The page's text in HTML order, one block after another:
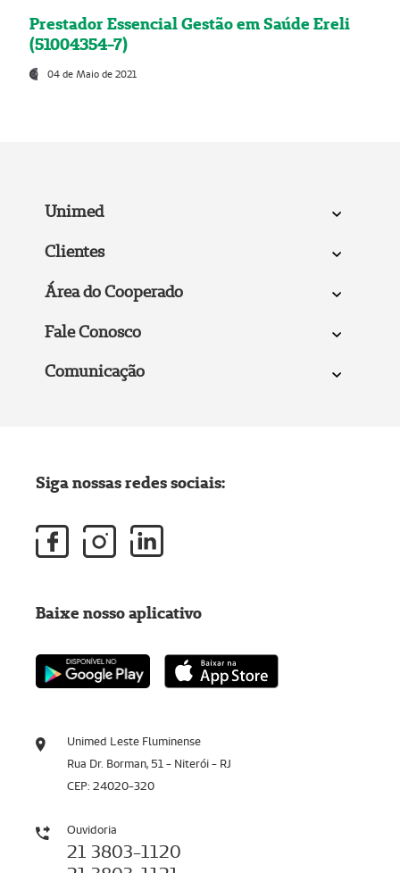
Prestador Essencial Gestão em Saúde Ereli
(51004354-7)
04 de Maio de 2021
Unimed
Clientes
Área do Cooperado
Fale Conosco
Comunicação
Unimed Leste Fluminense
Rua Dr. Borman, 51 - Niterói - RJ
CEP: 24020-320
Ouvidoria
21 3803-1120
Siga nossas redes sociais:
Baixe nosso aplicativo